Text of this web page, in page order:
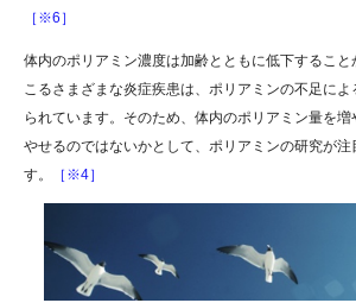
［※6］
体内のポリアミン濃度は加齢とともに低下するこ
こるさまざまな炎症疾患は、ポリアミンの不足によ
られています。そのため、体内のポリアミン量を
やせるのではないかとして、ポリアミンの研究が
す。
［※4］